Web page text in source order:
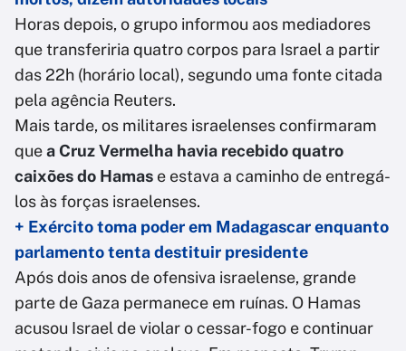
Horas depois, o grupo informou aos mediadores
que transferiria quatro corpos para Israel a partir
das 22h (horário local), segundo uma fonte citada
pela agência Reuters.
Mais tarde, os militares israelenses confirmaram
quea Cruz Vermelha havia recebido quatro
caixões do Hamas e estava a caminho de entregá-
los às forças israelenses.
+ Exército toma poder em Madagascar enquanto
parlamento tenta destituir presidente
Após dois anos de ofensiva israelense, grande
parte de Gaza permanece em ruínas. O Hamas
acusou Israel de violar o cessar-fogo e continuar